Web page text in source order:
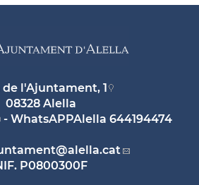
de l'Ajuntament, 1
08328 Alella
- WhatsAPPAlella 644194474
@alella.cat
P0800300F